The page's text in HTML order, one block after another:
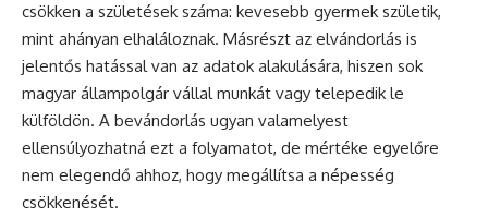
csökken a születések száma: kevesebb gyermek születik,
mint ahányan elhaláloznak. Másrészt az elvándorlás is
jelentős hatással van az adatok alakulására, hiszen sok
magyar állampolgár vállal munkát vagy telepedik le
külföldön. A bevándorlás ugyan valamelyest
ellensúlyozhatná ezt a folyamatot, de mértéke egyelőre
nem elegendő ahhoz, hogy megállítsa a népesség
csökkenését.